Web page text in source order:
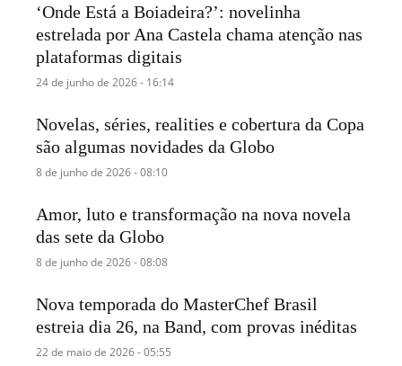
‘Onde Está a Boiadeira?’: novelinha
estrelada por Ana Castela chama atenção nas
plataformas digitais
24 de junho de 2026 - 16:14
Novelas, séries, realities e cobertura da Copa
são algumas novidades da Globo
8 de junho de 2026 - 08:10
Amor, luto e transformação na nova novela
das sete da Globo
8 de junho de 2026 - 08:08
Nova temporada do MasterChef Brasil
estreia dia 26, na Band, com provas inéditas
22 de maio de 2026 - 05:55